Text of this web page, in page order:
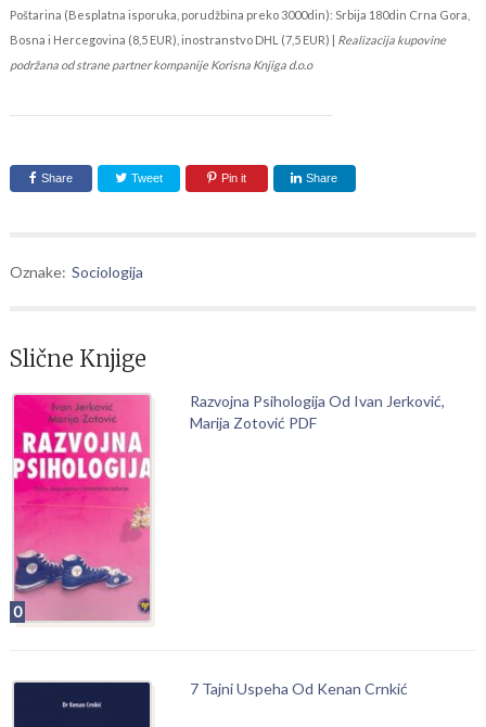
Poštarina (Besplatna isporuka, porudžbina preko 3000din): Srbija 180din Crna Gora,
Bosna i Hercegovina (8,5 EUR), inostranstvo DHL (7,5 EUR) | Realizacija kupovine
podržana od strane partner kompanije Korisna Knjiga d.o.o
Share Tweet Pin it Share
Oznake: Sociologija
Slične Knjige
0
Razvojna Psihologija Od Ivan Jerković,
Marija Zotović PDF
7 Tajni Uspeha Od Kenan Crnkić